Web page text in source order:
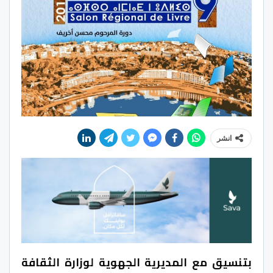
انشر
بتنسيق مع المديرية الجهوية لوزارة الثقافة